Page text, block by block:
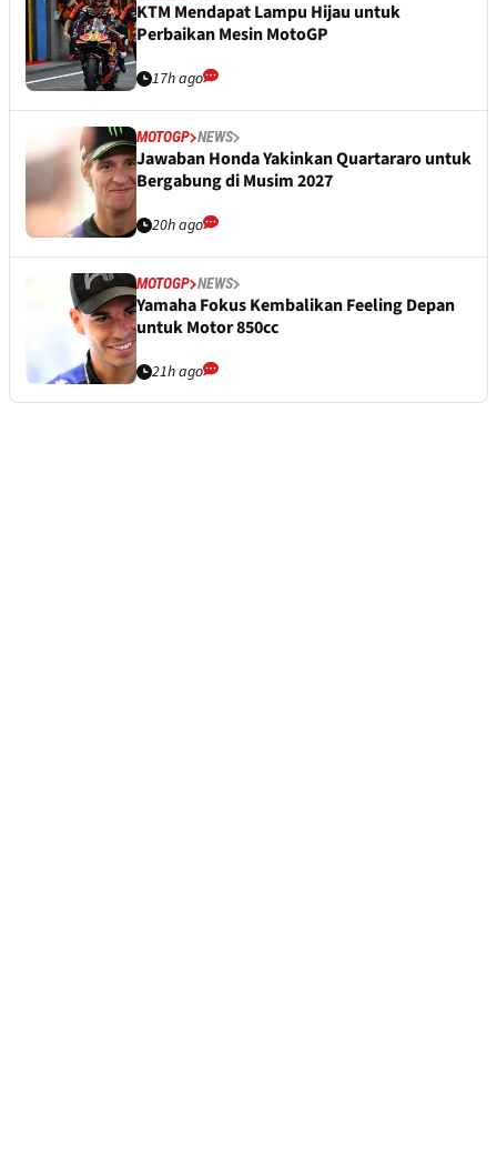
KTM Mendapat Lampu Hijau untuk
Perbaikan Mesin MotoGP
17h ago
MOTOGP NEWS
Jawaban Honda Yakinkan Quartararo untuk
Bergabung di Musim 2027
20h ago
MOTOGP NEWS
Yamaha Fokus Kembalikan Feeling Depan
untuk Motor 850cc
21h ago